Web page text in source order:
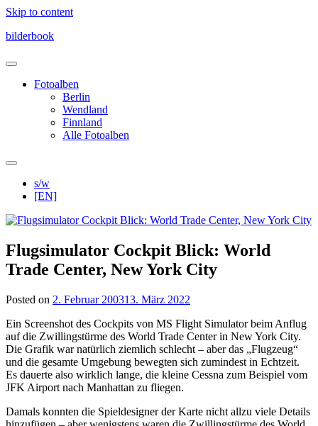
Skip to content
bilderbook
Fotoalben
Berlin
Wendland
Finnland
Alle Fotoalben
s/w
[EN]
Flugsimulator Cockpit Blick: World
Trade Center, New York City
Posted on 2. Februar 200313. März 2022
Ein Screenshot des Cockpits von MS Flight Simulator beim Anflug
auf die Zwillingstürme des World Trade Center in New York City.
Die Grafik war natürlich ziemlich schlecht – aber das „Flugzeug“
und die gesamte Umgebung bewegten sich zumindest in Echtzeit.
Es dauerte also wirklich lange, die kleine Cessna zum Beispiel vom
JFK Airport nach Manhattan zu fliegen.
Damals konnten die Spieldesigner der Karte nicht allzu viele Details